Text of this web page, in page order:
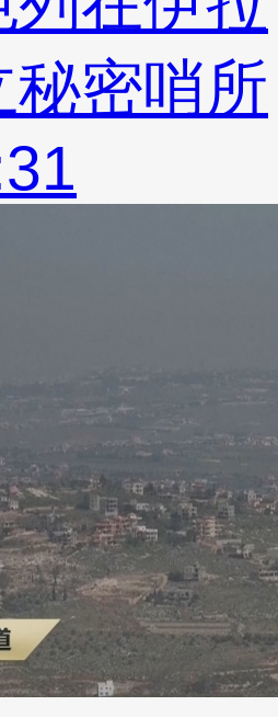
秘密哨所